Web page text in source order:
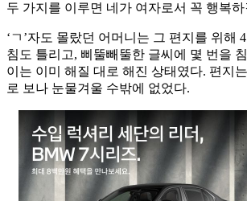
두 가지를 이루면 네가 여자로서 꼭 행복
‘ㄱ’자도 몰랐던 어머니는 그 편지를 위해
침도 틀리고, 삐뚤빼뚤한 글씨에 몇 번을
이는 이미 해질 대로 해진 상태였다. 편지
로 보나 눈물겨울 수밖에 없었다.